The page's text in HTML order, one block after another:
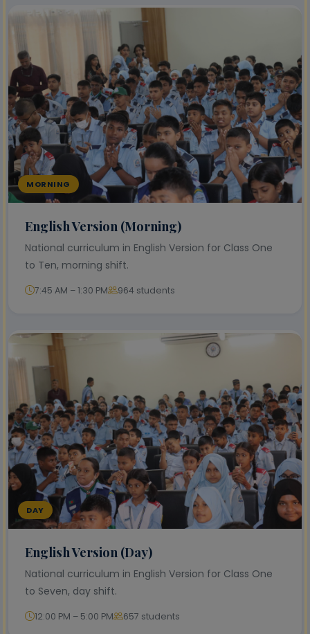
MORNING
English Version (Morning)
National curriculum in English Version for Class One
to Ten, morning shift.
7:45 AM – 1:30 PM 964 students
DAY
English Version (Day)
National curriculum in English Version for Class One
to Seven, day shift.
12:00 PM – 5:00 PM 657 students